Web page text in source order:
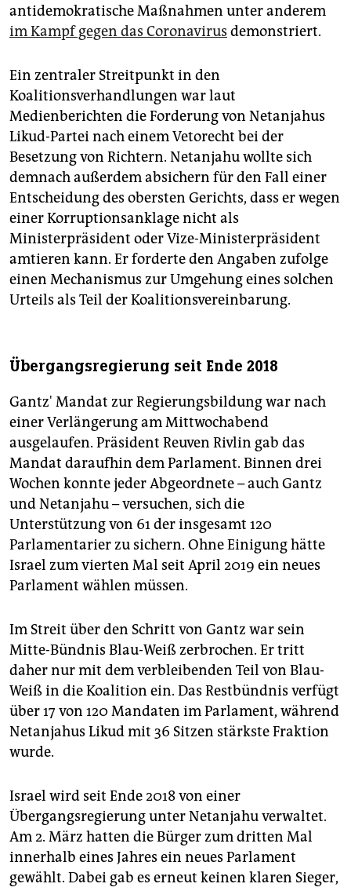
antidemokratische Maßnahmen unter anderem
im Kampf gegen das Coronavirus demonstriert.
Ein zentraler Streitpunkt in den
Koalitionsverhandlungen war laut
Medienberichten die Forderung von Netanjahus
Likud-Partei nach einem Vetorecht bei der
Besetzung von Richtern. Netanjahu wollte sich
demnach außerdem absichern für den Fall einer
Entscheidung des obersten Gerichts, dass er wegen
einer Korruptionsanklage nicht als
Ministerpräsident oder Vize-Ministerpräsident
amtieren kann. Er forderte den Angaben zufolge
einen Mechanismus zur Umgehung eines solchen
Urteils als Teil der Koalitionsvereinbarung.
Übergangsregierung seit Ende 2018
Gantz' Mandat zur Regierungsbildung war nach
einer Verlängerung am Mittwochabend
ausgelaufen. Präsident Reuven Rivlin gab das
Mandat daraufhin dem Parlament. Binnen drei
Wochen konnte jeder Abgeordnete – auch Gantz
und Netanjahu – versuchen, sich die
Unterstützung von 61 der insgesamt 120
Parlamentarier zu sichern. Ohne Einigung hätte
Israel zum vierten Mal seit April 2019 ein neues
Parlament wählen müssen.
Im Streit über den Schritt von Gantz war sein
Mitte-Bündnis Blau-Weiß zerbrochen. Er tritt
daher nur mit dem verbleibenden Teil von Blau-
Weiß in die Koalition ein. Das Restbündnis verfügt
über 17 von 120 Mandaten im Parlament, während
Netanjahus Likud mit 36 Sitzen stärkste Fraktion
wurde.
Israel wird seit Ende 2018 von einer
Übergangsregierung unter Netanjahu verwaltet.
Am 2. März hatten die Bürger zum dritten Mal
innerhalb eines Jahres ein neues Parlament
gewählt. Dabei gab es erneut keinen klaren Sieger,